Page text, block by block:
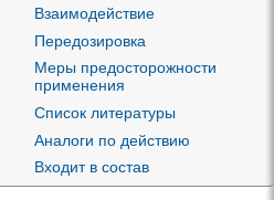
Взаимодействие
Передозировка
Меры предосторожности
применения
Список литературы
Аналоги по действию
Входит в состав